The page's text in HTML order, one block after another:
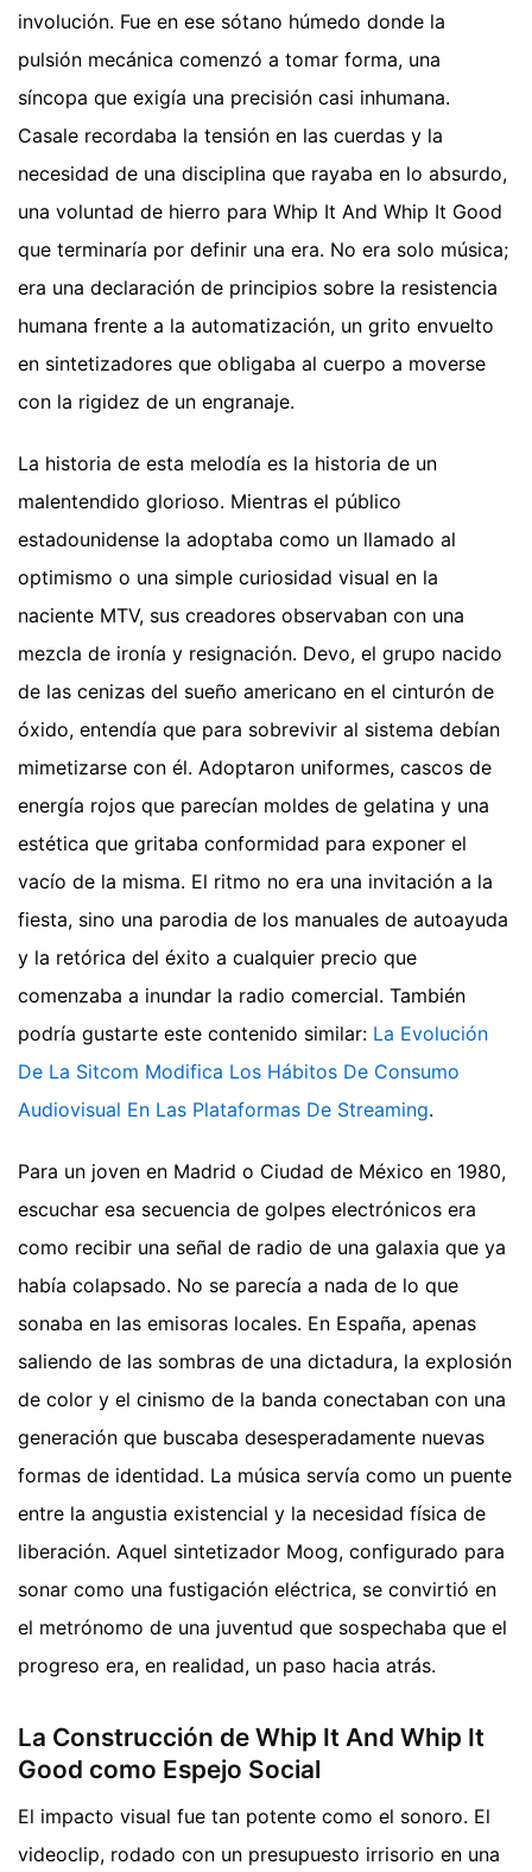
involución. Fue en ese sótano húmedo donde la
pulsión mecánica comenzó a tomar forma, una
síncopa que exigía una precisión casi inhumana.
Casale recordaba la tensión en las cuerdas y la
necesidad de una disciplina que rayaba en lo absurdo,
una voluntad de hierro para Whip It And Whip It Good
que terminaría por definir una era. No era solo música;
era una declaración de principios sobre la resistencia
humana frente a la automatización, un grito envuelto
en sintetizadores que obligaba al cuerpo a moverse
con la rigidez de un engranaje.
La historia de esta melodía es la historia de un
malentendido glorioso. Mientras el público
estadounidense la adoptaba como un llamado al
optimismo o una simple curiosidad visual en la
naciente MTV, sus creadores observaban con una
mezcla de ironía y resignación. Devo, el grupo nacido
de las cenizas del sueño americano en el cinturón de
óxido, entendía que para sobrevivir al sistema debían
mimetizarse con él. Adoptaron uniformes, cascos de
energía rojos que parecían moldes de gelatina y una
estética que gritaba conformidad para exponer el
vacío de la misma. El ritmo no era una invitación a la
fiesta, sino una parodia de los manuales de autoayuda
y la retórica del éxito a cualquier precio que
comenzaba a inundar la radio comercial. También
podría gustarte este contenido similar: La Evolución
De La Sitcom Modifica Los Hábitos De Consumo
Audiovisual En Las Plataformas De Streaming.
Para un joven en Madrid o Ciudad de México en 1980,
escuchar esa secuencia de golpes electrónicos era
como recibir una señal de radio de una galaxia que ya
había colapsado. No se parecía a nada de lo que
sonaba en las emisoras locales. En España, apenas
saliendo de las sombras de una dictadura, la explosión
de color y el cinismo de la banda conectaban con una
generación que buscaba desesperadamente nuevas
formas de identidad. La música servía como un puente
entre la angustia existencial y la necesidad física de
liberación. Aquel sintetizador Moog, configurado para
sonar como una fustigación eléctrica, se convirtió en
el metrónomo de una juventud que sospechaba que el
progreso era, en realidad, un paso hacia atrás.
La Construcción de Whip It And Whip It
Good como Espejo Social
El impacto visual fue tan potente como el sonoro. El
videoclip, rodado con un presupuesto irrisorio en una